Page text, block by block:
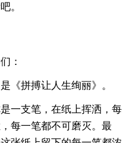
。
：
《拼搏让人生绚丽》。
一支笔，在纸上挥洒，每
每一笔都不可磨灭。最